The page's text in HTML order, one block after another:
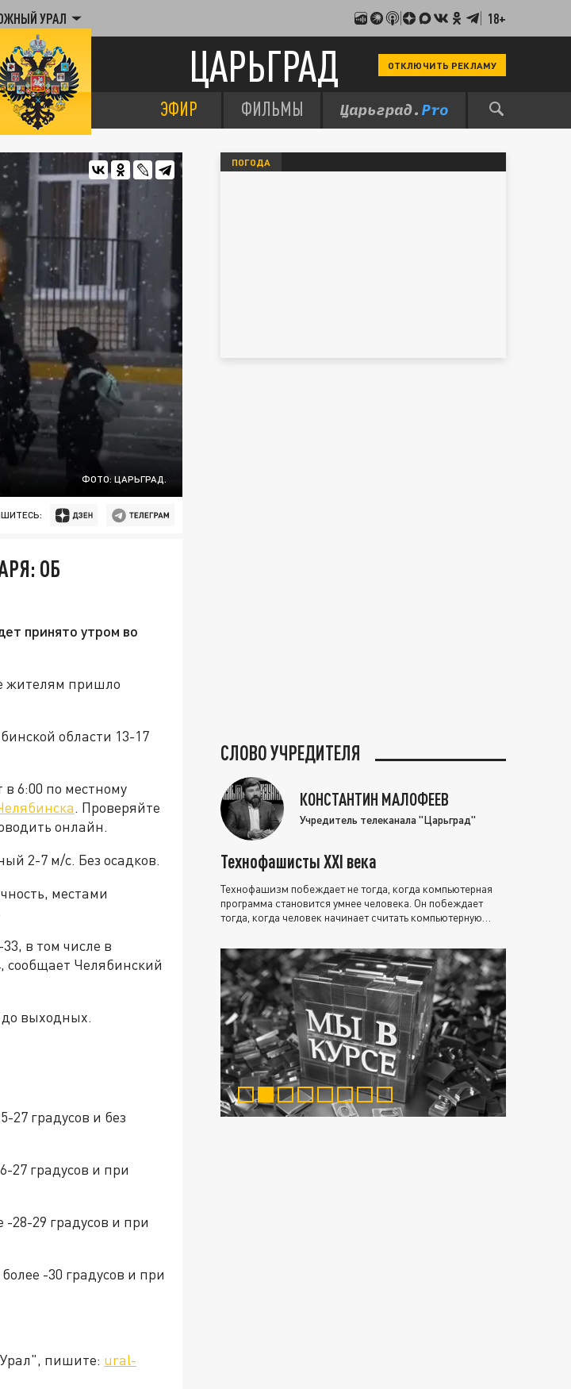
УРАЛ 18+
ЦАРЬГРАД ОТКЛЮЧИТЬ РЕКЛАМУ
ЭФИР ФИЛЬМЫ
ФОТО: ЦАРЬГРАД.
ОБ
принято утром во
жителям пришло
области 13-17
6:00 по местному
. Проверяйте
онлайн.
2-7 м/с. Без осадков.
местами
в том числе в
сообщает Челябинский
выходных.
27 градусов и без
27 градусов и при
-28-29 градусов и при
-30 градусов и при
пишите: ural-
ПОГОДА
СЛОВО УЧРЕДИТЕЛЯ
КОНСТАНТИН МАЛОФЕЕВ
Учредитель телеканала "Царьград"
Технофашисты XXI века
Технофашизм побеждает не тогда, когда компьютерная
программа становится умнее человека. Он побеждает
тогда, когда человек начинает считать компьютерную